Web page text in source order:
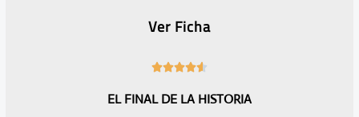
Ver Ficha

6
EL FINAL DE LA HISTORIA